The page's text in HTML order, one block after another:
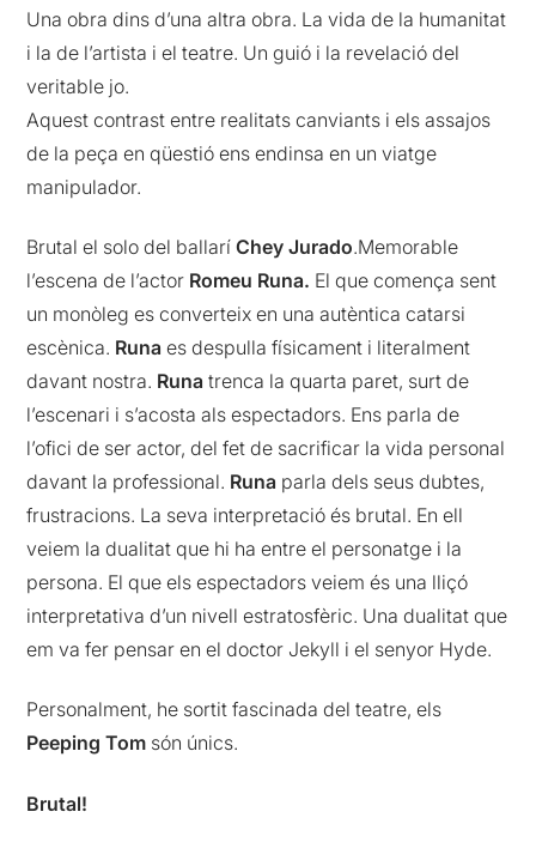
Una obra dins d’una altra obra. La vida de la humanitat
i la de l’artista i el teatre. Un guió i la revelació del
veritable jo.
Aquest contrast entre realitats canviants i els assajos
de la peça en qüestió ens endinsa en un viatge
manipulador.
Brutal el solo del ballaríChey Jurado.Memorable
l’escena de l’actor Romeu Runa. El que comença sent
un monòleg es converteix en una autèntica catarsi
escènica. Runa es despulla físicament i literalment
davant nostra. Runa trenca la quarta paret, surt de
l’escenari i s’acosta als espectadors. Ens parla de
l’ofici de ser actor, del fet de sacrificar la vida personal
davant la professional. Runa parla dels seus dubtes,
frustracions. La seva interpretació és brutal. En ell
veiem la dualitat que hi ha entre el personatge i la
persona. El que els espectadors veiem és una lliçó
interpretativa d’un nivell estratosfèric. Una dualitat que
em va fer pensar en el doctor Jekyll i el senyor Hyde.
Personalment, he sortit fascinada del teatre, els
Peeping Tom són únics.
Brutal!